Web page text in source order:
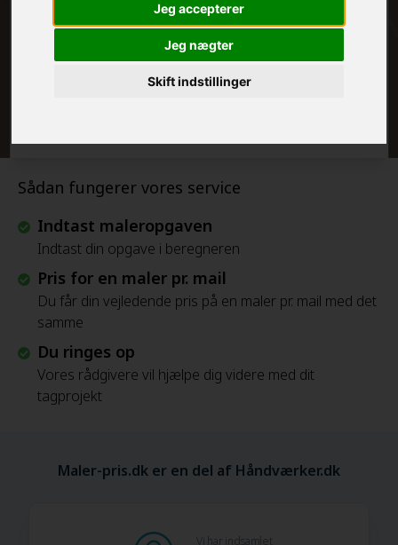
Jeg accepterer
Jeg nægter
Skift indstillinger
Sådan fungerer vores service
Indtast maleropgaven
Indtast din opgave i beregneren
Pris for en maler pr. mail
Du får din vejledende pris på en maler pr. mail med det
samme
Du ringes op
Vores rådgivere vil hjælpe dig videre med dit
tagprojekt
FRAFLYTNINGSPAKKE:
Maler-pris.dk er en del af Håndværker.dk
Vi har indsamlet